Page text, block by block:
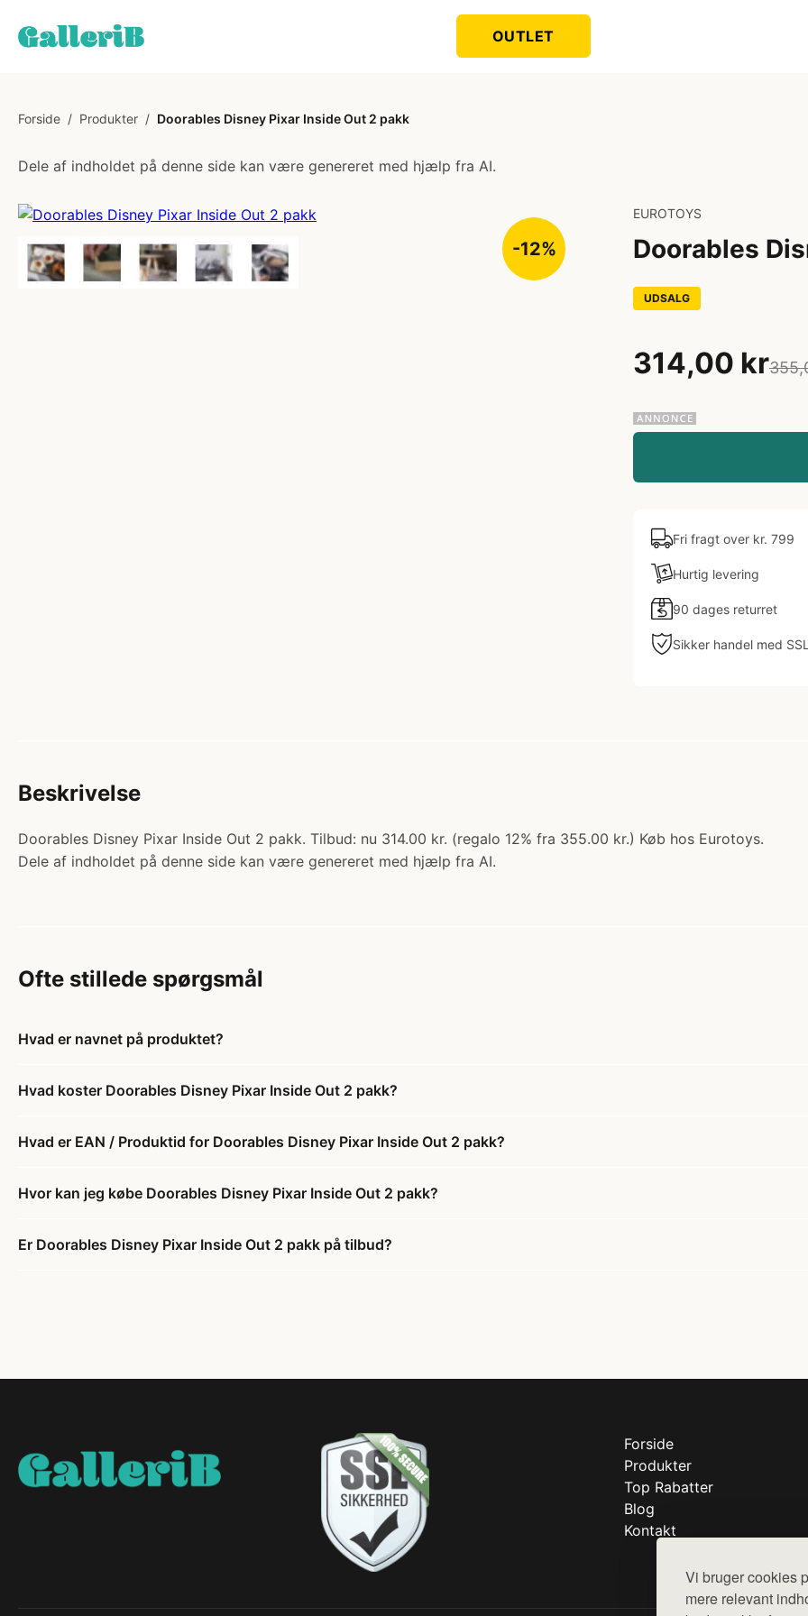
Vi bruger cookies
mere relevant
OUTLET
Forside / Produkter / Doorables Disney Pixar Inside Out 2 pakk
Dele af indholdet på denne side kan være genereret med hjælp fra AI.
-12%
EUROTOYS
Doorables
UDSALG
314,00 kr
Fri fragt over kr. 799
Hurtig levering
90 dages returret
Sikker handel med SSL
Beskrivelse
Doorables Disney Pixar Inside Out 2 pakk. Tilbud: nu 314.00 kr. (regalo 12% fra 355.00 kr.) Køb hos Eurotoys.
Dele af indholdet på denne side kan være genereret med hjælp fra AI.
Ofte stillede spørgsmål
Hvad er navnet på produktet?
Hvad koster Doorables Disney Pixar Inside Out 2 pakk?
Hvad er EAN / Produktid for Doorables Disney Pixar Inside Out 2 pakk?
Hvor kan jeg købe Doorables Disney Pixar Inside Out 2 pakk?
Er Doorables Disney Pixar Inside Out 2 pakk på tilbud?
Forside
Produkter
Top Rabatter
Blog
Kontakt